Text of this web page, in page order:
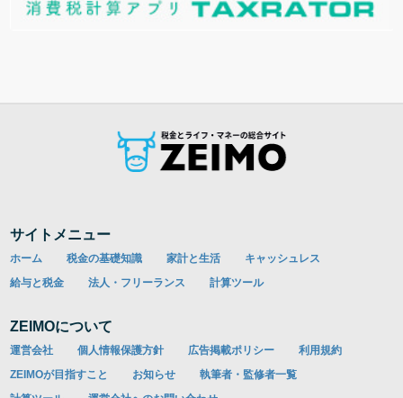
サイトメニュー
ホーム 税金の基礎知識 家計と生活
キャッシュレス
給与と税金
法人・フリーランス 計算ツール
ZEIMOについて
運営会社 個人情報保護方針 広告掲載ポリシー
利用規約
ZEIMOが目指すこと
お知らせ
執筆者・監修者一覧